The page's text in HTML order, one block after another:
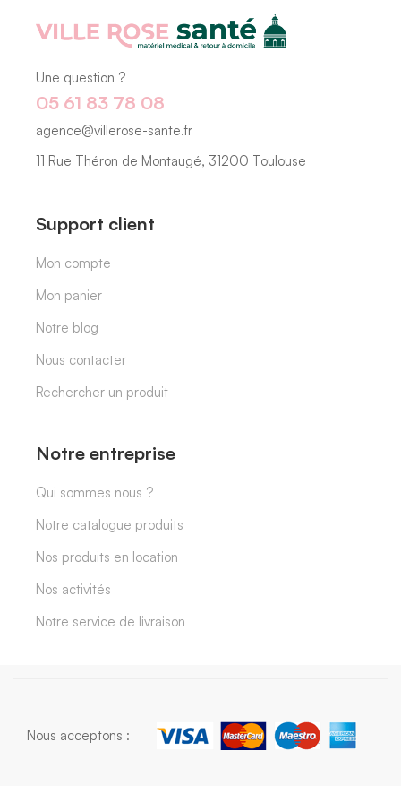
Une question ?
05 61 83 78 08
agence@villerose-sante.fr
11 Rue Théron de Montaugé, 31200 Toulouse
Support client
Mon compte
Mon panier
Notre blog
Nous contacter
Rechercher un produit
Notre entreprise
Qui sommes nous ?
Notre catalogue produits
Nos produits en location
Nos activités
Notre service de livraison
Nous acceptons :